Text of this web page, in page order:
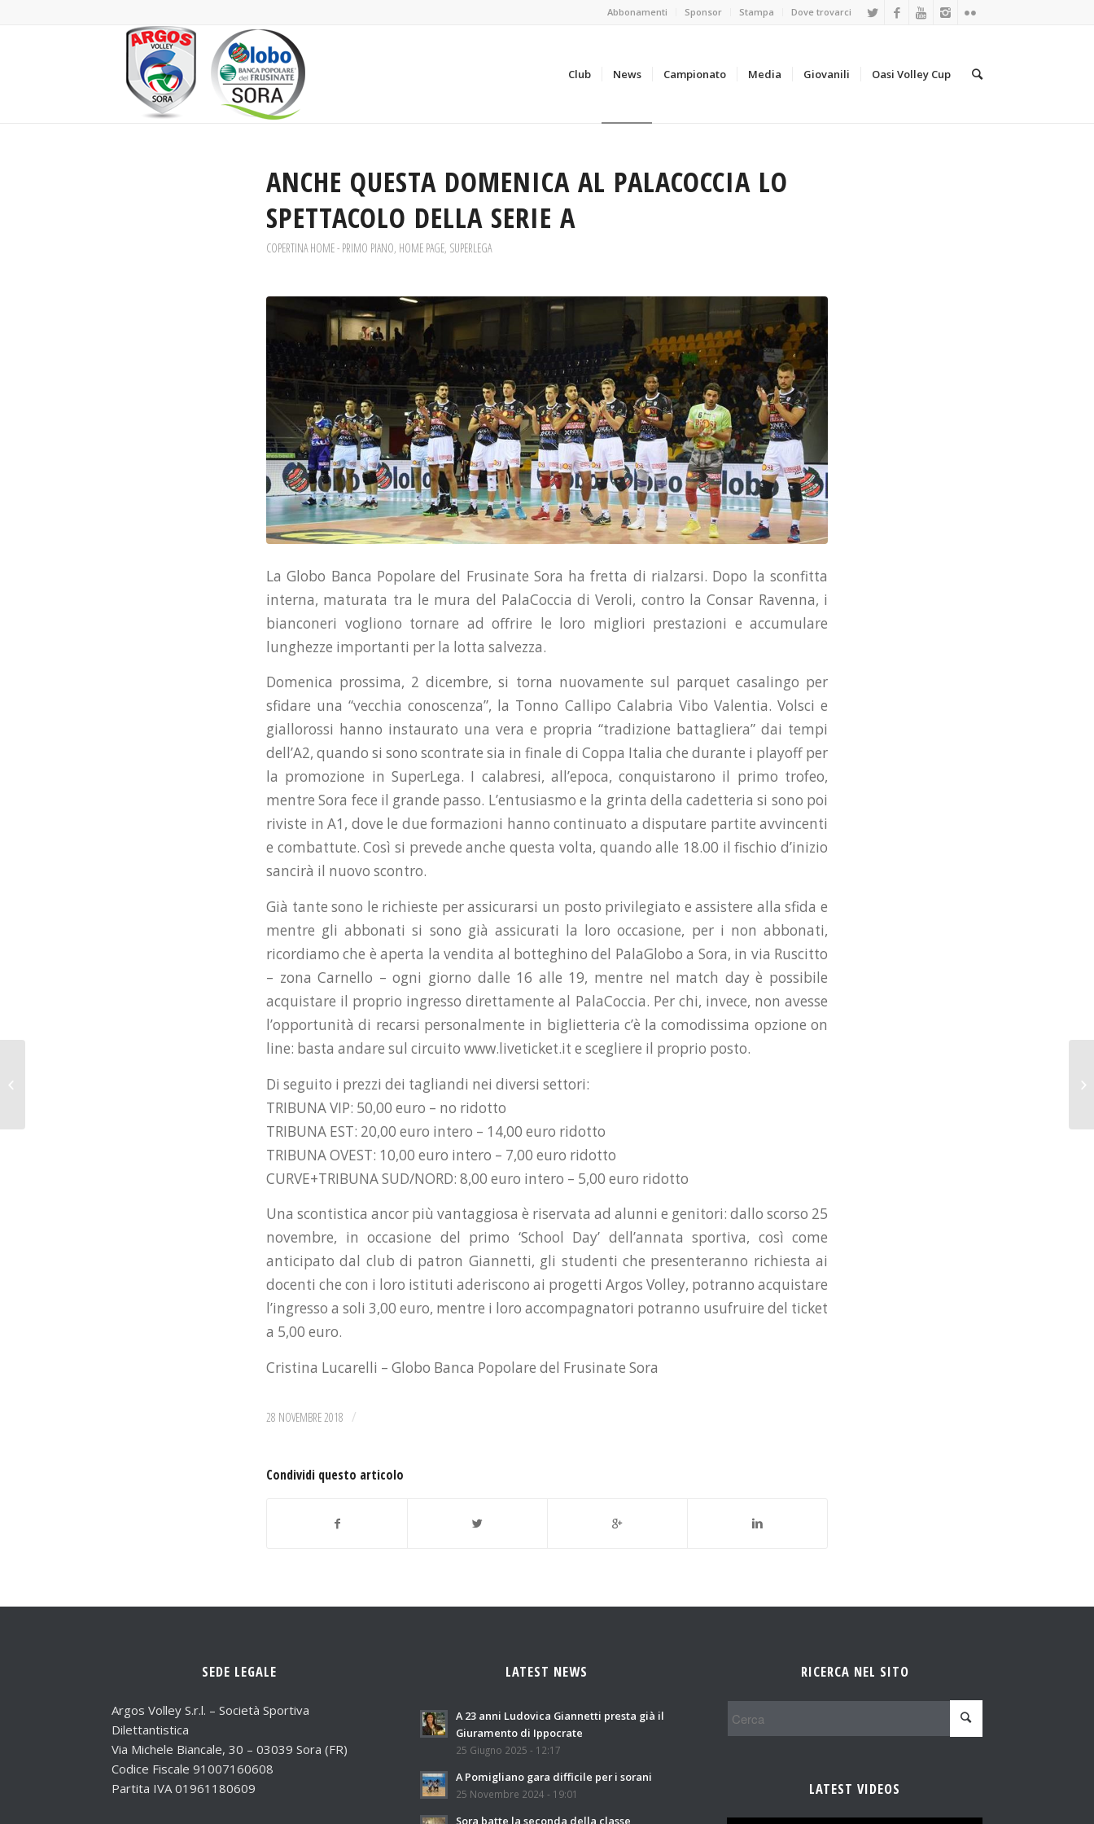
Abbonamenti Sponsor Stampa Dove trovarci
Club News Campionato Media Giovanili Oasi Volley Cup
ANCHE QUESTA DOMENICA AL PALACOCCIA LO
SPETTACOLO DELLA SERIE A
COPERTINA HOME - PRIMO PIANO, HOME PAGE, SUPERLEGA
La Globo Banca Popolare del Frusinate Sora ha fretta di rialzarsi. Dopo la sconfitta
interna, maturata tra le mura del PalaCoccia di Veroli, contro la Consar Ravenna, i
bianconeri vogliono tornare ad offrire le loro migliori prestazioni e accumulare
lunghezze importanti per la lotta salvezza.
Domenica prossima, 2 dicembre, si torna nuovamente sul parquet casalingo per
sfidare una “vecchia conoscenza”, la Tonno Callipo Calabria Vibo Valentia. Volsci e
giallorossi hanno instaurato una vera e propria “tradizione battagliera” dai tempi
dell’A2, quando si sono scontrate sia in finale di Coppa Italia che durante i playoff per
la promozione in SuperLega. I calabresi, all’epoca, conquistarono il primo trofeo,
mentre Sora fece il grande passo. L’entusiasmo e la grinta della cadetteria si sono poi
riviste in A1, dove le due formazioni hanno continuato a disputare partite avvincenti
e combattute. Così si prevede anche questa volta, quando alle 18.00 il fischio d’inizio
sancirà il nuovo scontro.
Già tante sono le richieste per assicurarsi un posto privilegiato e assistere alla sfida e
mentre gli abbonati si sono già assicurati la loro occasione, per i non abbonati,
ricordiamo che è aperta la vendita al botteghino del PalaGlobo a Sora, in via Ruscitto
– zona Carnello – ogni giorno dalle 16 alle 19, mentre nel match day è possibile
acquistare il proprio ingresso direttamente al PalaCoccia. Per chi, invece, non avesse
l’opportunità di recarsi personalmente in biglietteria c’è la comodissima opzione on
line: basta andare sul circuito www.liveticket.it e scegliere il proprio posto.
Di seguito i prezzi dei tagliandi nei diversi settori:
TRIBUNA VIP: 50,00 euro – no ridotto
TRIBUNA EST: 20,00 euro intero – 14,00 euro ridotto
TRIBUNA OVEST: 10,00 euro intero – 7,00 euro ridotto
CURVE+TRIBUNA SUD/NORD: 8,00 euro intero – 5,00 euro ridotto
Una scontistica ancor più vantaggiosa è riservata ad alunni e genitori: dallo scorso 25
novembre, in occasione del primo ‘School Day’ dell’annata sportiva, così come
anticipato dal club di patron Giannetti, gli studenti che presenteranno richiesta ai
docenti che con i loro istituti aderiscono ai progetti Argos Volley, potranno acquistare
l’ingresso a soli 3,00 euro, mentre i loro accompagnatori potranno usufruire del ticket
a 5,00 euro.
Cristina Lucarelli – Globo Banca Popolare del Frusinate Sora
28 NOVEMBRE 2018 /
Condividi questo articolo
SEDE LEGALE
Argos Volley S.r.l. – Società Sportiva
Dilettantistica
Via Michele Biancale, 30 – 03039 Sora (FR)
Codice Fiscale 91007160608
Partita IVA 01961180609
LATEST NEWS
A 23 anni Ludovica Giannetti presta già il
Giuramento di Ippocrate
25 Giugno 2025 - 12:17
A Pomigliano gara difficile per i sorani
25 Novembre 2024 - 19:01
Sora batte la seconda della classe
RICERCA NEL SITO
LATEST VIDEOS